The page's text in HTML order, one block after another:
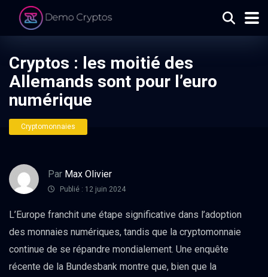
Cryptos : les moitié des
Allemands sont pour l’euro
numérique
Cryptomonnaies
Par Max Olivier
Publié : 12 juin 2024
L’Europe franchit une étape significative dans l’adoption
des monnaies numériques, tandis que la cryptomonnaie
continue de se répandre mondialement. Une enquête
récente de la Bundesbank montre que, bien que la